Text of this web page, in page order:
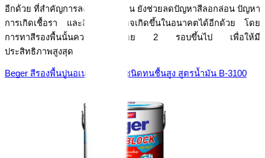
อีกด้วย ที่สำคัญการลงสีรองพื้นก่อน ยังช่วยลดปัญหาสีลอกล่อน ปัญหา
การเกิดเชื้อรา และสีซีดจางที่อาจเกิดขึ้นในอนาคตได้อีกด้วย โดย
การทาสีรองพื้นนั้นควรทาอย่างน้อย 2 รอบขึ้นไป เพื่อให้มี
ประสิทธิภาพสูงสุด
Beger สีรองพื้นปูนอเนกประสงค์ ชนิดทนชื้นสูง สูตรน้ำมัน B-3100